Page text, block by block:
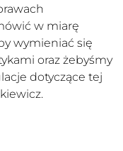
w miarę
wymieniać się
oraz żebyśmy
dotyczące tej